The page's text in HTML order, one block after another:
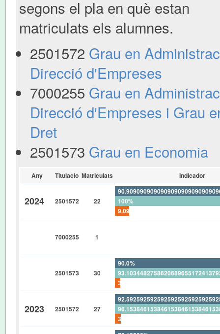
segons el pla en què estan
matriculats els alumnes.
2501572 Grau en
Direcció d'Empreses
7000255 Grau en
Direcció d'Empreses i Grau
Dret
2501573 Grau en Economia
Any Titulacio Matriculats Indicador
2024 2501572 22
100%
7000255 1
2501573 30
90.0%
2023 2501572 27